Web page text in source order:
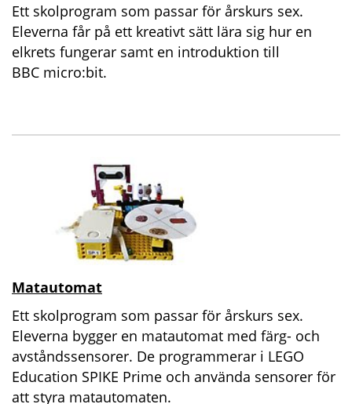
Ett skolprogram som passar för årskurs sex.
Eleverna får på ett kreativt sätt lära sig hur en
elkrets fungerar samt en introduktion till
BBC micro:bit.
Matautomat
Ett skolprogram som passar för årskurs sex.
Eleverna bygger en matautomat med färg- och
avståndssensorer. De programmerar i LEGO
Education SPIKE Prime och använda sensorer för
att styra matautomaten.